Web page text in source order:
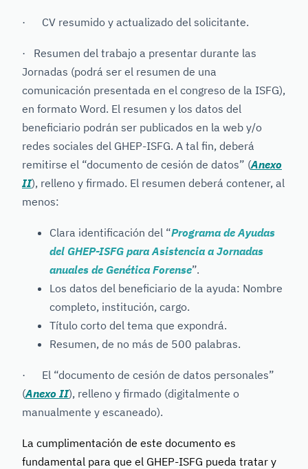
· CV resumido y actualizado del solicitante.
· Resumen del trabajo a presentar durante las
Jornadas (podrá ser el resumen de una
comunicación presentada en el congreso de la ISFG),
en formato Word. El resumen y los datos del
beneficiario podrán ser publicados en la web y/o
redes sociales del GHEP-ISFG. A tal fin, deberá
remitirse el “documento de cesión de datos” (Anexo
II), relleno y firmado. El resumen deberá contener, al
menos:
Clara identificación del “Programa de Ayudas
del GHEP-ISFG para Asistencia a Jornadas
anuales de Genética Forense”.
Los datos del beneficiario de la ayuda: Nombre
completo, institución, cargo.
Título corto del tema que expondrá.
Resumen, de no más de 500 palabras.
· El “documento de cesión de datos personales”
(Anexo II), relleno y firmado (digitalmente o
manualmente y escaneado).
La cumplimentación de este documento es
fundamental para que el GHEP-ISFG pueda tratar y